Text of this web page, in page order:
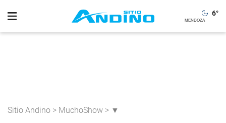
6°
Sitio Andino > MuchoShow > ▼